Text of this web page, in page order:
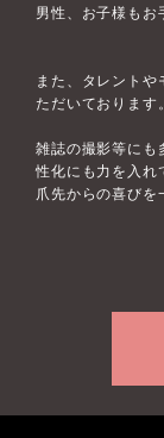
男性、お子様もお
また、タレント
ただいております。
雑誌の撮影等にも
性化にも力を入れ
爪先からの喜び